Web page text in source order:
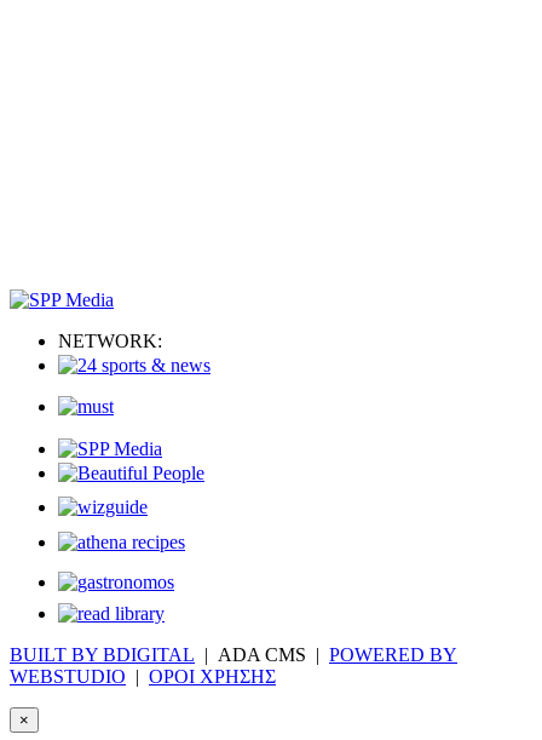
NETWORK:
BUILT BY BDIGITAL | ADA CMS | POWERED BY
WEBSTUDIO | ΟΡΟΙ ΧΡΗΣΗΣ
×